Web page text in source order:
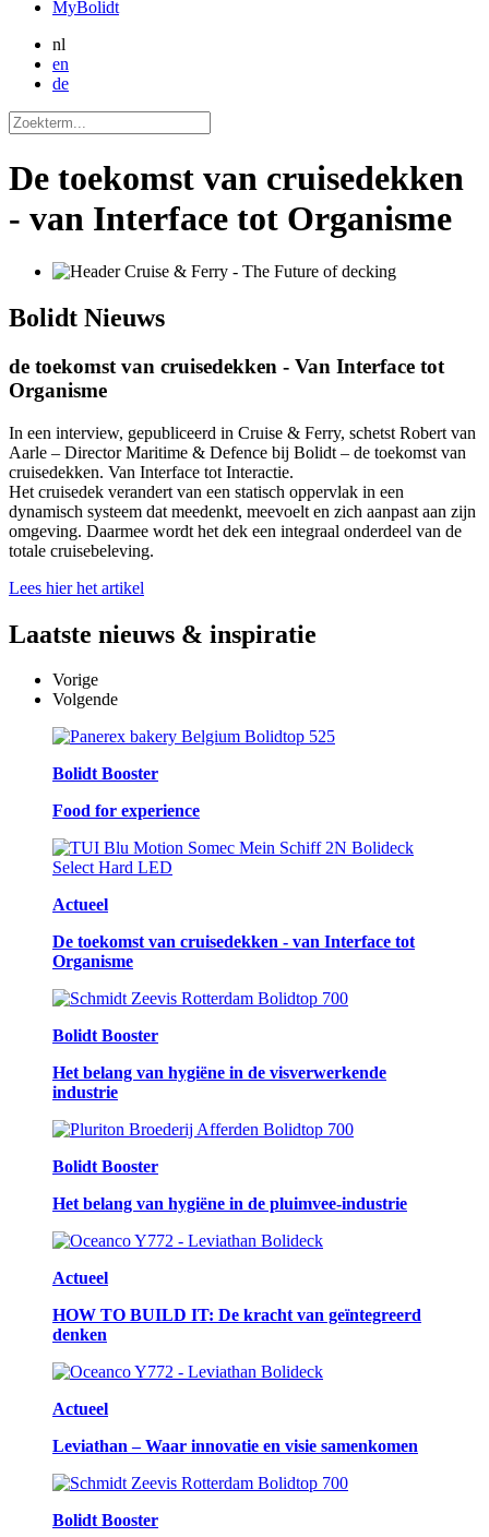
MyBolidt
nl
en
de
De toekomst van cruisedekken
- van Interface tot Organisme
Bolidt Nieuws
de toekomst van cruisedekken - Van Interface tot
Organisme
In een interview, gepubliceerd in Cruise & Ferry, schetst Robert van
Aarle – Director Maritime & Defence bij Bolidt – de toekomst van
cruisedekken. Van Interface tot Interactie.
Het cruisedek verandert van een statisch oppervlak in een
dynamisch systeem dat meedenkt, meevoelt en zich aanpast aan zijn
omgeving. Daarmee wordt het dek een integraal onderdeel van de
totale cruisebeleving.
Lees hier het artikel
Laatste nieuws & inspiratie
Vorige
Volgende
Bolidt Booster
Food for experience
Actueel
De toekomst van cruisedekken - van Interface tot
Organisme
Bolidt Booster
Het belang van hygiëne in de visverwerkende
industrie
Bolidt Booster
Het belang van hygiëne in de pluimvee-industrie
Actueel
HOW TO BUILD IT: De kracht van geïntegreerd
denken
Actueel
Leviathan – Waar innovatie en visie samenkomen
Bolidt Booster